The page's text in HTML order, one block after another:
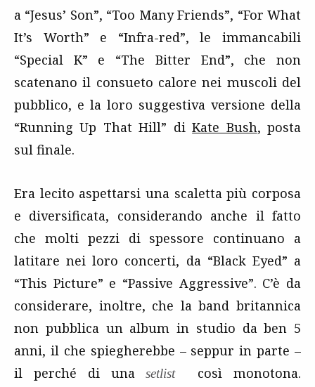
a “Jesus’ Son”, “Too Many Friends”, “For What
It’s Worth” e “Infra-red”, le immancabili
“Special K” e “The Bitter End”, che non
scatenano il consueto calore nei muscoli del
pubblico, e la loro suggestiva versione della
“Running Up That Hill” diKate Bush, posta
sul finale.
Era lecito aspettarsi una scaletta più corposa
e diversificata, considerando anche il fatto
che molti pezzi di spessore continuano a
latitare nei loro concerti, da “Black Eyed” a
“This Picture” e “Passive Aggressive”. C’è da
considerare, inoltre, che la band britannica
non pubblica un album in studio da ben 5
anni, il che spiegherebbe – seppur in parte –
il perché di unasetlistcosì monotona.